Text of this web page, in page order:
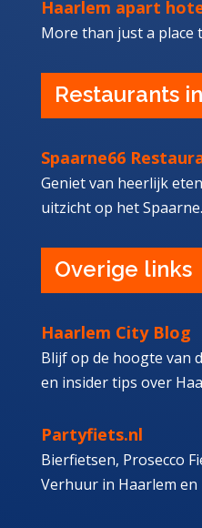
Haarlem apart
More than just a place
Restaurants
Spaarne66
Geniet van heerlijk
uitzicht op het Spaarne.
Overige links
Haarlem City Blog
Blijf op de hoogte van
en insider tips over
Partyfiets.nl
Bierfietsen, Prosecco
Verhuur in Haarlem en